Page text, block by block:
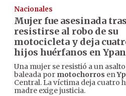
Nacionales
Mujer fue asesinada tras
resistirse al robo de su
motocicleta y deja
hijos huérfanos en
Una mujer se resistió a un
baleada por motochorros en
Central. La víctima deja cuatro
madre exige justicia.